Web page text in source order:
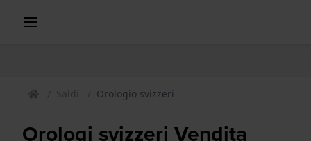
Saldi Orologio svizzeri
Orologi svizzeri Vendita